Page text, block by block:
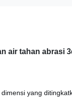
air tahan abrasi
yang